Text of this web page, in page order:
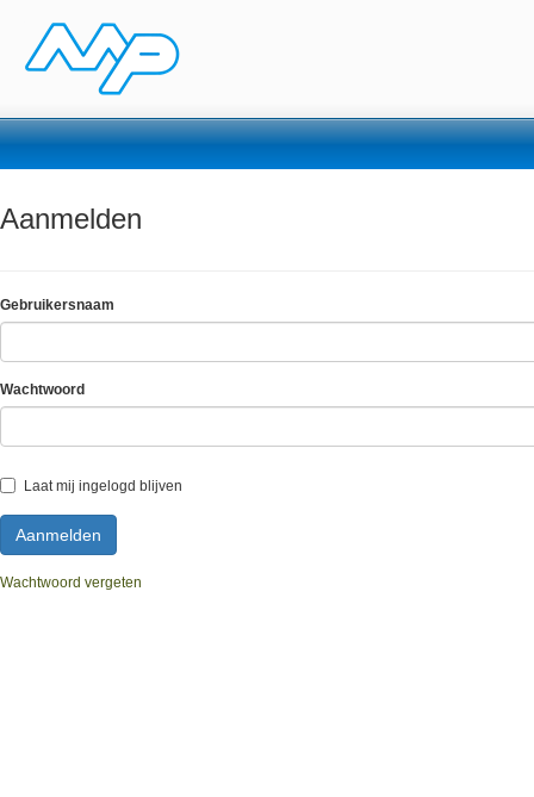
Aanmelden
Gebruikersnaam
Wachtwoord
Laat mij ingelogd blijven
Wachtwoord vergeten